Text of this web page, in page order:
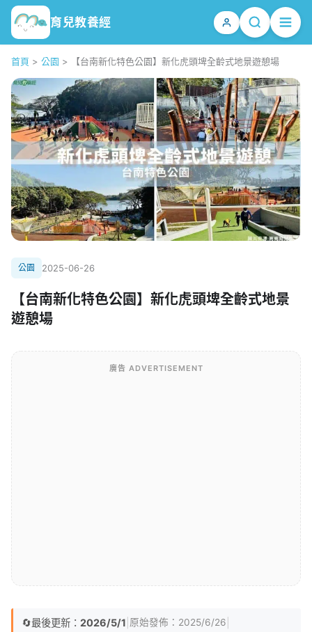
育兒教養經
首頁 > 公園 > 【台南新化特色公園】新化虎頭埤全齡式地景遊憩場
公園 2025-06-26
【台南新化特色公園】新化虎頭埤全齡式地景
遊憩場
廣告 ADVERTISEMENT
🔄最後更新： 2026/5/1 原始發佈： 2025/6/26